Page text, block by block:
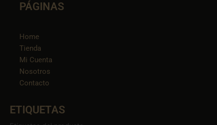
PÁGINAS
Home
Tienda
Mi Cuenta
Nosotros
Contacto
ETIQUETAS